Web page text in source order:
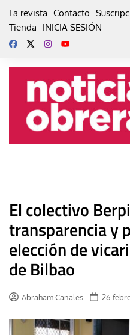
La revista Contacto
Tienda
INICIA SESIÓN
El colectivo
transparencia y
elección de
de Bilbao
Abraham Canales 26